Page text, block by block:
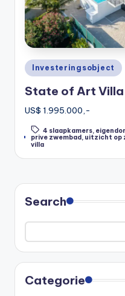
Posted
in
Investeringsobject
State of Art
US$ 1.995.000,-
Tags:
4 slaapkamers
prive zwembad , uitzicht op
villa
Search
Categorie